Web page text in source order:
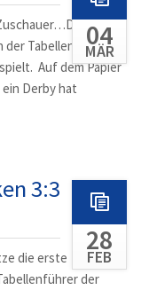
04
MÄR
Die
der Tabellenspitze,
Auf dem Papier
Derby hat
3:3
28
FEB
die erste
der